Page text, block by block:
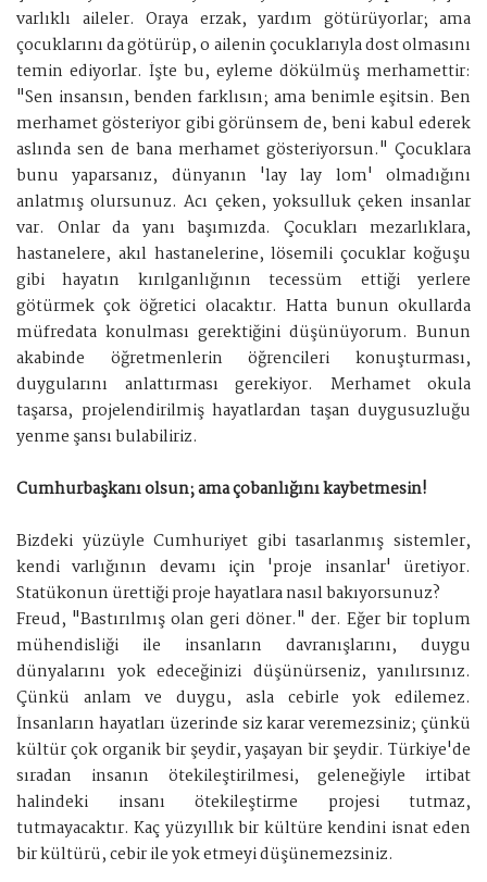
varlıklı aileler. Oraya erzak, yardım götürüyorlar; ama
çocuklarını da götürüp, o ailenin çocuklarıyla dost olmasını
temin ediyorlar. İşte bu, eyleme dökülmüş merhamettir:
"Sen insansın, benden farklısın; ama benimle eşitsin. Ben
merhamet gösteriyor gibi görünsem de, beni kabul ederek
aslında sen de bana merhamet gösteriyorsun." Çocuklara
bunu yaparsanız, dünyanın 'lay lay lom' olmadığını
anlatmış olursunuz. Acı çeken, yoksulluk çeken insanlar
var. Onlar da yanı başımızda. Çocukları mezarlıklara,
hastanelere, akıl hastanelerine, lösemili çocuklar koğuşu
gibi hayatın kırılganlığının tecessüm ettiği yerlere
götürmek çok öğretici olacaktır. Hatta bunun okullarda
müfredata konulması gerektiğini düşünüyorum. Bunun
akabinde öğretmenlerin öğrencileri konuşturması,
duygularını anlattırması gerekiyor. Merhamet okula
taşarsa, projelendirilmiş hayatlardan taşan duygusuzluğu
yenme şansı bulabiliriz.
Cumhurbaşkanı olsun; ama çobanlığını kaybetmesin!
Bizdeki yüzüyle Cumhuriyet gibi tasarlanmış sistemler,
kendi varlığının devamı için 'proje insanlar' üretiyor.
Statükonun ürettiği proje hayatlara nasıl bakıyorsunuz?
Freud, "Bastırılmış olan geri döner." der. Eğer bir toplum
mühendisliği ile insanların davranışlarını, duygu
dünyalarını yok edeceğinizi düşünürseniz, yanılırsınız.
Çünkü anlam ve duygu, asla cebirle yok edilemez.
İnsanların hayatları üzerinde siz karar veremezsiniz; çünkü
kültür çok organik bir şeydir, yaşayan bir şeydir. Türkiye'de
sıradan insanın ötekileştirilmesi, geleneğiyle irtibat
halindeki insanı ötekileştirme projesi tutmaz,
tutmayacaktır. Kaç yüzyıllık bir kültüre kendini isnat eden
bir kültürü, cebir ile yok etmeyi düşünemezsiniz.